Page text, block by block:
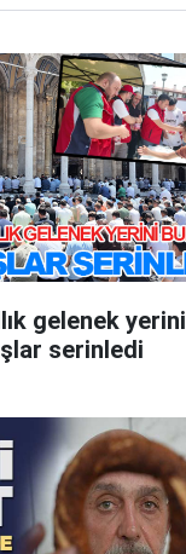
gelenek yerini
serinledi